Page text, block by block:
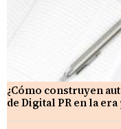
¿Cómo construyen
de Digital PR en la